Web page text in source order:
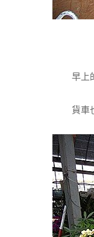
早上的
貨車也